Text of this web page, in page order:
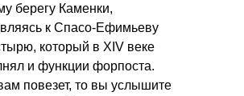
берегу Каменки,
к Спасо-Ефимьеву
который в XIV веке
и функции форпоста.
повезет, то вы услышите